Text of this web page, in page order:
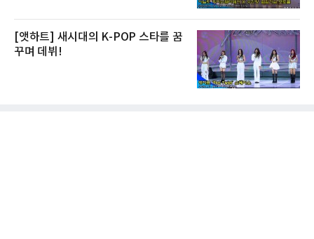
[앳하트] 새시대의 K-POP 스타를 꿈
꾸며 데뷔!